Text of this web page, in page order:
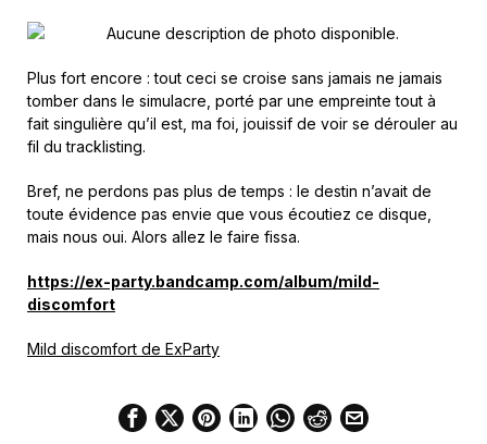
Plus fort encore : tout ceci se croise sans jamais ne jamais
tomber dans le simulacre, porté par une empreinte tout à
fait singulière qu’il est, ma foi, jouissif de voir se dérouler au
fil du tracklisting.
Bref, ne perdons pas plus de temps : le destin n’avait de
toute évidence pas envie que vous écoutiez ce disque,
mais nous oui. Alors allez le faire fissa.
https://ex-party.bandcamp.com/album/mild-
discomfort
Mild discomfort de ExParty